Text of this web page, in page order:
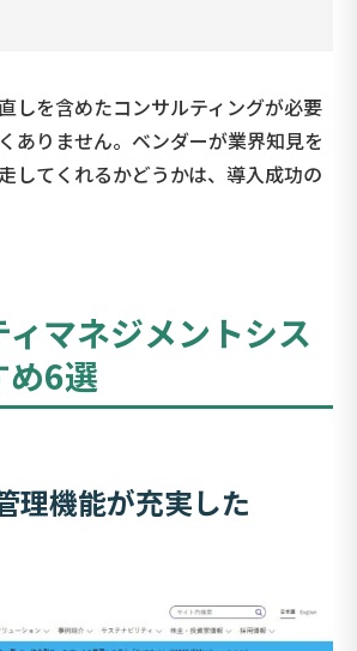
しを含めたコンサルティングが必要
ありません。ベンダーが業界知見を
してくれるかどうかは、導入成功の
ィマネジメントシス
め6選
理機能が充実した